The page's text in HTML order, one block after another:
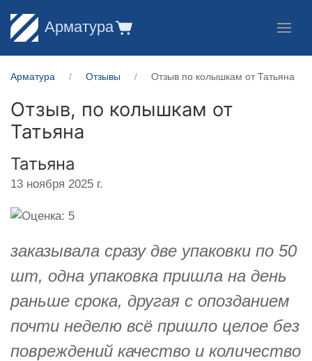
Арматура
Арматура Отзывы Отзыв по колышкам от Татьяна
Отзыв, по колышкам от
Татьяна
Татьяна
13 ноября 2025 г.
заказывала сразу две упаковки по 50
шт, одна упаковка пришла на день
раньше срока, другая с опозданием
почти неделю всё пришло целое без
повреждений качество и количество